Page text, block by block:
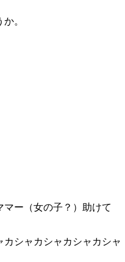
。
マー（女の子？）助けて
カシャカシャカシャカシャ